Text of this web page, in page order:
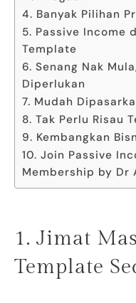
4. Banyak Pilihan
5. Passive Income
Template
6. Senang Nak
Diperlukan
7. Mudah
8. Tak Perlu Risau
9. Kembangkan
10. Join Passive
Membership by Dr
1. Jimat
Template